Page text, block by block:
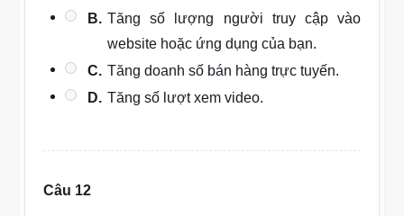
B. Tăng số lượng người truy cập vào
website hoặc ứng dụng của bạn.
C. Tăng doanh số bán hàng trực tuyến.
D. Tăng số lượt xem video.
Câu 12